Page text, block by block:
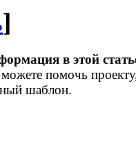
]
в этой
помочь
шаблон.